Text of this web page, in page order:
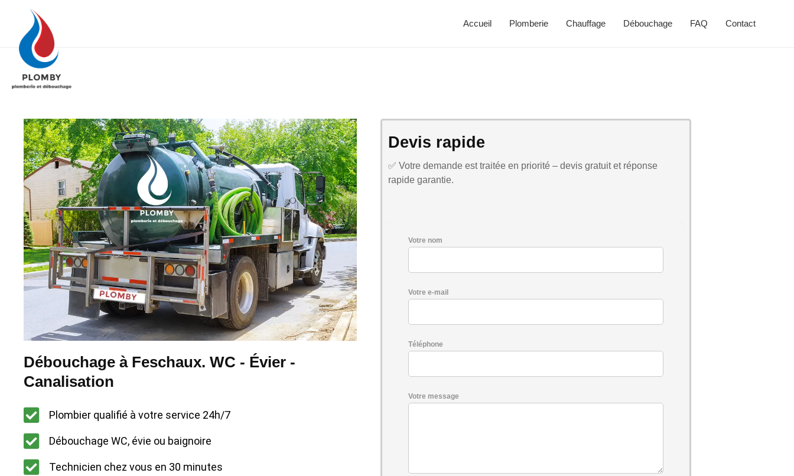
Accueil Plomberie Chauffage Débouchage FAQ Contact
Débouchage à Feschaux. WC - Évier -
Canalisation
Plombier qualifié à votre service 24h/7
Débouchage WC, évie ou baignoire
Technicien chez vous en 30 minutes
Devis rapide
✅ Votre demande est traitée en priorité – devis gratuit et réponse
rapide garantie.
Votre nom
Votre e-mail
Téléphone
Votre message